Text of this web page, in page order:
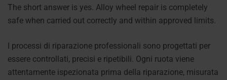
The short answer is yes. Alloy wheel repair is completely
safe when carried out correctly and within approved limits.
I processi di riparazione professionali sono progettati per
essere controllati, precisi e ripetibili. Ogni ruota viene
attentamente ispezionata prima della riparazione, misurata